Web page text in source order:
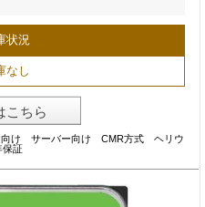
状況
なし
こちら
け サーバー向け CMR方式 ヘリウ
証